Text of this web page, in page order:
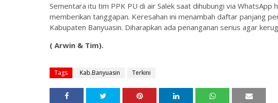
Sementara itu tim PPK PU di air Salek saat dihubungi via WhatsApp
memberikan tanggapan. Keresahan ini menambah daftar panjang
Kabupaten Banyuasin. Diharapkan ada penanganan serius agar
( Arwin & Tim).
Tags Kab.Banyuasin Terkini